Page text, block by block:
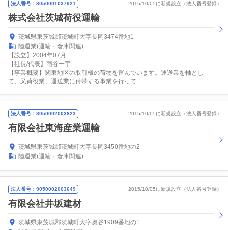
法人番号：8050001037921 2015/10/05に新規設立（法人番号登録）
株式会社茨城荷役運輸
茨城県東茨城郡茨城町大字長岡3474番地1
陸運業(運輸・倉庫関連)
【設立】2004年07月
【社長/代表】雨谷一宇
【事業概要】関東地区の取引様の荷物を運んでいます。運送業を軸とし
て、又荷役業、運送業に付帯する事業を行って...
法人番号：8050002003823 2015/10/05に新規設立（法人番号登録）
有限会社東海産業運輸
茨城県東茨城郡茨城町大字長岡3450番地の2
陸運業(運輸・倉庫関連)
法人番号：9050002003649 2015/10/05に新規設立（法人番号登録）
有限会社井坂建材
茨城県東茨城郡茨城町大字奥谷1909番地の1